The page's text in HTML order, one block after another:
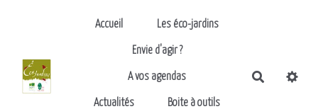
Aller au contenu principal
Accueil Les éco-jardins
Envie d'agir ?
A vos agendas
Actualités Boite à outils